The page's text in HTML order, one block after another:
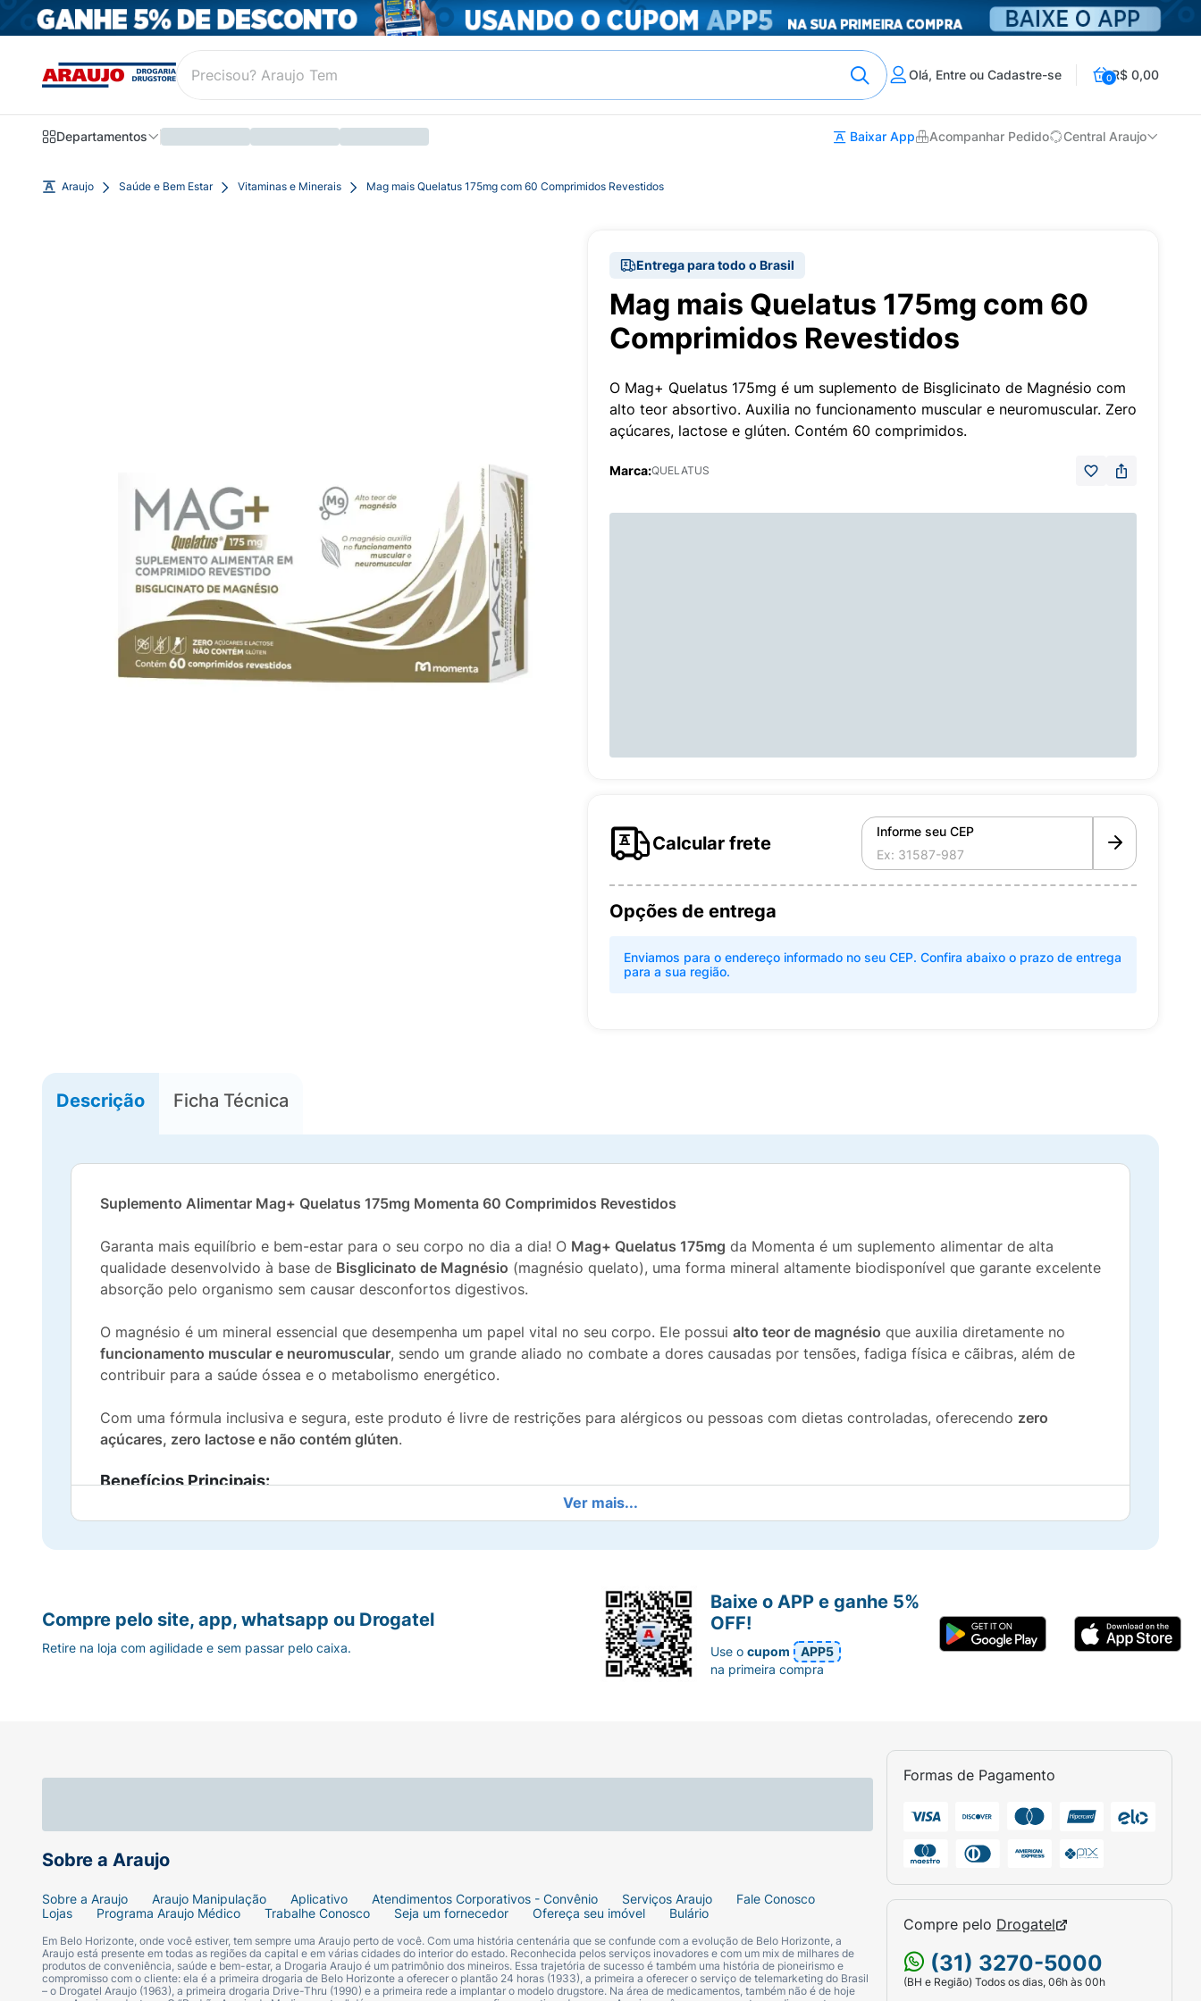
Olá, Entre ou Cadastre-se 0R$ 0,00
Departamentos Baixar App Acompanhar Pedido Central Araujo
Araujo Saúde e Bem Estar Vitaminas e Minerais Mag mais Quelatus 175mg com 60 Comprimidos Revestidos
Entrega para todo o Brasil
Mag mais Quelatus 175mg com 60
Comprimidos Revestidos
O Mag+ Quelatus 175mg é um suplemento de Bisglicinato de Magnésio com
alto teor absortivo. Auxilia no funcionamento muscular e neuromuscular. Zero
açúcares, lactose e glúten. Contém 60 comprimidos.
Marca:QUELATUS
Calcular frete
Informe seu CEP
Opções de entrega
Enviamos para o endereço informado no seu CEP. Confira abaixo o prazo de entrega
para a sua região.
Descrição Ficha Técnica
Suplemento Alimentar Mag+ Quelatus 175mg Momenta 60 Comprimidos Revestidos
Garanta mais equilíbrio e bem-estar para o seu corpo no dia a dia! O Mag+ Quelatus 175mg da Momenta é um suplemento alimentar de alta
qualidade desenvolvido à base de Bisglicinato de Magnésio (magnésio quelato), uma forma mineral altamente biodisponível que garante excelente
absorção pelo organismo sem causar desconfortos digestivos.
O magnésio é um mineral essencial que desempenha um papel vital no seu corpo. Ele possui alto teor de magnésio que auxilia diretamente no
funcionamento muscular e neuromuscular, sendo um grande aliado no combate a dores causadas por tensões, fadiga física e cãibras, além de
contribuir para a saúde óssea e o metabolismo energético.
Com uma fórmula inclusiva e segura, este produto é livre de restrições para alérgicos ou pessoas com dietas controladas, oferecendo zero
açúcares, zero lactose e não contém glúten.
Benefícios Principais:
Alta Absorção:Composto por Bisglicinato de Magnésio (Quelato), proporcionando máximo aproveitamento orgânico.
Fórmula Pura: Totalmente livre de glúten, lactose e açúcares.
Praticidade no Tratamento:Embalagem econômica contendo 60 comprimidos revestidos, ideais para o consumo diário contínuo.
Ver mais...
Sobre a Araujo
Sobre a Araujo Araujo Manipulação Aplicativo Atendimentos Corporativos - Convênio Serviços Araujo
Fale Conosco
Lojas
Programa Araujo Médico Trabalhe Conosco Seja um fornecedor Ofereça seu imóvel Bulário
Em Belo Horizonte, onde você estiver, tem sempre uma Araujo perto de você. Com uma história centenária que se confunde com a evolução de Belo Horizonte, a
Araujo está presente em todas as regiões da capital e em várias cidades do interior do estado. Reconhecida pelos serviços inovadores e com um mix de milhares de
produtos de conveniência, saúde e bem-estar, a Drogaria Araujo é um patrimônio dos mineiros. Essa trajetória de sucesso é também uma história de pioneirismo e
compromisso com o cliente: ela é a primeira drogaria de Belo Horizonte a oferecer o plantão 24 horas (1933), a primeira a oferecer o serviço de telemarketing do Brasil
– o Drogatel Araujo (1963), a primeira drogaria Drive-Thru (1990) e a primeira rede a implantar o modelo drugstore. Na área de medicamentos, também não é de hoje
Formas de Pagamento
Compre pelo Drogatel
(31) 3270-5000
(BH e Região) Todos os dias, 06h às 00h
Compre pelo site, app, whatsapp ou Drogatel
Retire na loja com agilidade e sem passar pelo caixa.
Baixe o APP e ganhe 5%
OFF!
Use ocupom
APP5
na primeira compra